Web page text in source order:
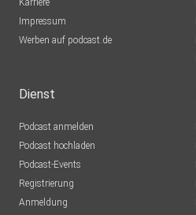
Karriere
Impressum
Werben auf podcast.de
Dienst
Podcast anmelden
Podcast hochladen
Podcast-Events
Registrierung
Anmeldung